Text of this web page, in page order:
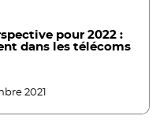
pour 2022 :
dans les télécoms
2021